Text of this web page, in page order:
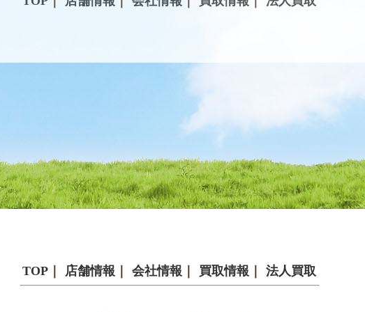
TOP｜ 店舗情報 会社情報 買取情報 法人買取